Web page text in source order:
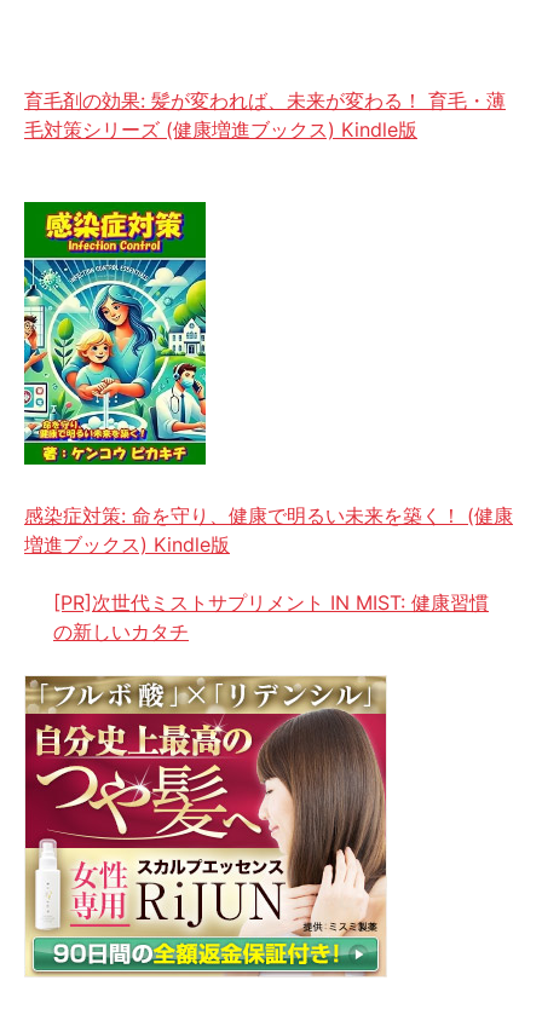
育毛剤の効果: 髪が変われば、未来が変わる！ 育毛・薄
毛対策シリーズ (健康増進ブックス) Kindle版
感染症対策: 命を守り、健康で明るい未来を築く！ (健康
増進ブックス) Kindle版
[PR]次世代ミストサプリメント IN MIST: 健康習慣
の新しいカタチ